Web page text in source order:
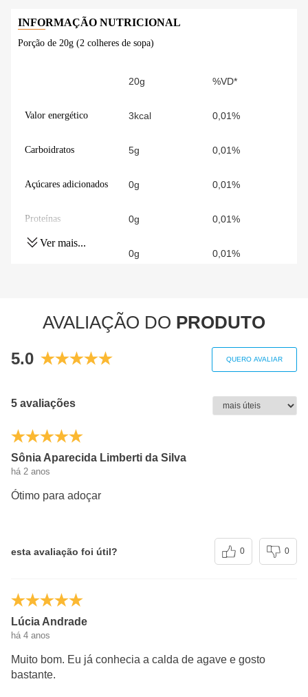
Porção de 20g (2 colheres de sopa)
20g %VD*
Valor energético 3kcal 0,01%
Carboidratos 5g 0,01%
Açúcares adicionados 0g 0,01%
Proteínas 0g 0,01%
0g 0,01%
Gorduras trans 0g 0,01%
Fibra alimentar 0,01%
(*) Valores diários com base em uma dieta de 2000kcal
menores dependendo de suas necessidades
energéticas.
(**) Valores diários não estabelecidos.
Ver mais...
AVALIAÇÃO DO PRODUTO
5.0 QUERO AVALIAR
5 avaliações
Sônia Aparecida Limberti da Silva
há 2 anos
Ótimo para adoçar
esta avaliação foi útil? 0 0
Lúcia Andrade
há 4 anos
Muito bom. Eu já conhecia a calda de agave e gosto
bastante.